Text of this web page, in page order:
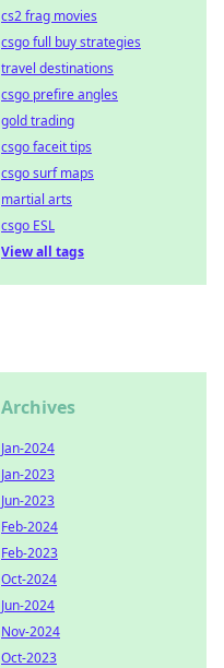
cs2 frag movies
csgo full buy strategies
travel destinations
csgo prefire angles
gold trading
csgo faceit tips
csgo surf maps
martial arts
csgo ESL
View all tags
Archives
Jan-2024
Jan-2023
Jun-2023
Feb-2024
Feb-2023
Oct-2024
Jun-2024
Nov-2024
Oct-2023